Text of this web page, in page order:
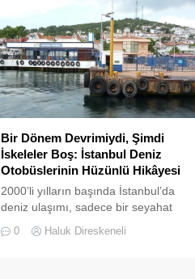
Bir Dönem Devrimiydi, Şimdi
İskeleler Boş: İstanbul Deniz
Otobüslerinin Hüzünlü Hikâyesi
2000’li yılların başında İstanbul’da
deniz ulaşımı, sadece bir seyahat
aracı değil; Adalar ile kent merkezi
arasında kurulan tıkır tıkır işleyen,
0 Haluk Direskeneli